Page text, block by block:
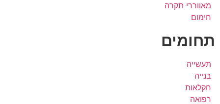
מאווררי תקרה
חימום
תחומים
תעשייה
בנייה
חקלאות
רפואה